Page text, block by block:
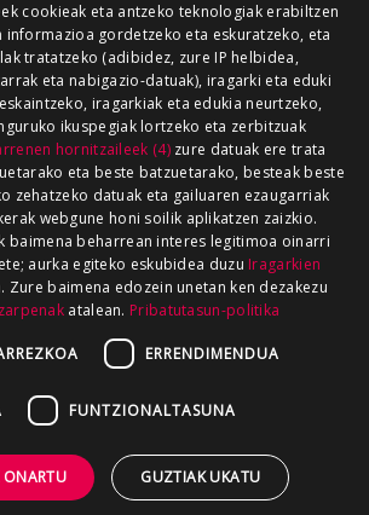
cookieak eta antzeko teknologiak erabiltzen
informazioa gordetzeko eta eskuratzeko, eta
tratatzeko (adibidez, zure IP helbidea,
eta nabigazio-datuak), iragarki eta eduki
iragarkiak eta edukia neurtzeko,
ikuspegiak lortzeko eta zerbitzuak
hornitzaileek (4)zure datuak ere trata
eta beste batzuetarako, besteak beste
zehatzeko datuak eta gailuaren ezaugarriak
webgune honi soilik aplikatzen zaizkio.
baimena beharrean interes legitimoa oinarri
aurka egiteko eskubidea duzu Iragarkien
Zure baimena edozein unetan ken dezakezu
atalean. Pribatutasun-politika
ERRENDIMENDUA
FUNTZIONALTASUNA
GUZTIAK UKATU